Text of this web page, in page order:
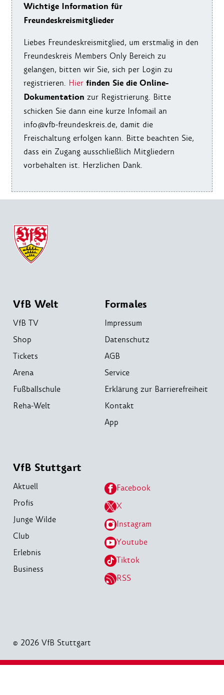
Wichtige Information für
Freundeskreismitglieder
Liebes Freundeskreismitglied, um erstmalig in den
Freundeskreis Members Only Bereich zu
gelangen, bitten wir Sie, sich per Login zu
registrieren. Hier finden Sie die Online-
Dokumentation zur Registrierung. Bitte
schicken Sie dann eine kurze Infomail an
info@vfb-freundeskreis.de, damit die
Freischaltung erfolgen kann. Bitte beachten Sie,
dass ein Zugang ausschließlich Mitgliedern
vorbehalten ist. Herzlichen Dank.
VfB Welt
VfB TV
Shop
Tickets
Arena
Fußballschule
Reha-Welt
Formales
Impressum
Datenschutz
AGB
Service
Erklärung zur Barrierefreiheit
Kontakt
App
VfB Stuttgart
Aktuell
Profis
Junge Wilde
Club
Erlebnis
Business
Facebook
X
Instagram
Youtube
Tiktok
RSS
© 2026 VfB Stuttgart